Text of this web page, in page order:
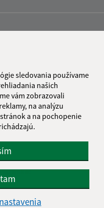
sledovania používame
našich
vám zobrazovali
na analýzu
a na pochopenie
stránke: